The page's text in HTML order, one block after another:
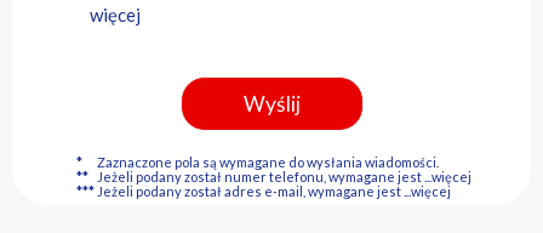
więcej
*
Zaznaczone pola są wymagane do wysłania wiadomości.
**
Jeżeli podany został numer telefonu, wymagane jest
...więcej
*** Jeżeli podany został adres e-mail, wymagane jest ...więcej